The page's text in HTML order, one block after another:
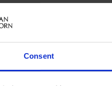
Consent
Elasthan
Elasthan